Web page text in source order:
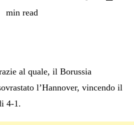
min read
al quale, il Borussia
l’Hannover, vincendo il
4-1.